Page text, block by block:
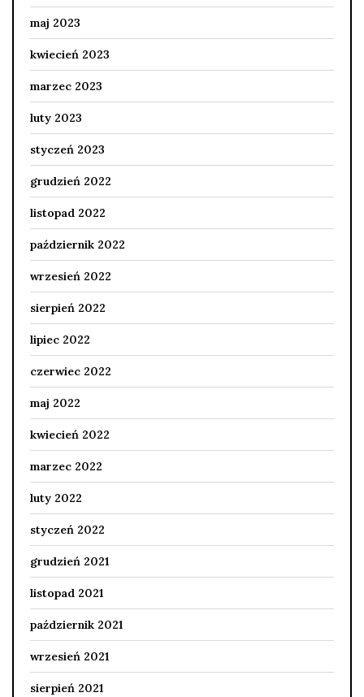
maj 2023
kwiecień 2023
marzec 2023
luty 2023
styczeń 2023
grudzień 2022
listopad 2022
październik 2022
wrzesień 2022
sierpień 2022
lipiec 2022
czerwiec 2022
maj 2022
kwiecień 2022
marzec 2022
luty 2022
styczeń 2022
grudzień 2021
listopad 2021
październik 2021
wrzesień 2021
sierpień 2021